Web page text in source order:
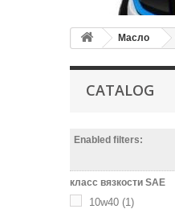
Масло
CATALOG
Enabled filters:
класс вязкости SAE
10w40 (1)